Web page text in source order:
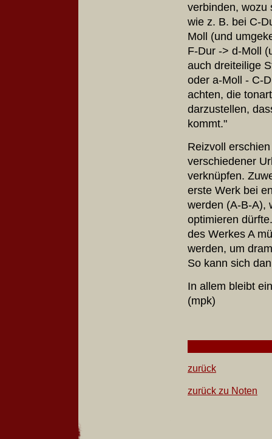
verbinden, wozu
wie z. B. bei C-
Moll (und
F-Dur -> d-Moll
auch dreiteilige
oder a-Moll - C-
achten, die
darzustellen,
kommt."
Reizvoll
verschiedener
verknüpfen.
erste Werk bei
werden (A-B-A),
optimieren
des Werkes A
werden, um
So kann sich
In allem bleibt
(mpk)
zurück
zurück zu Noten